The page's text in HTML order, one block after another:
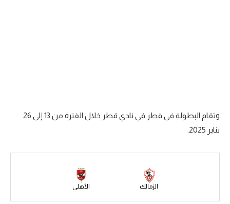
سعودي في الجول
وتقام البطولة في قطر في نادي قطر خلال الفترة من 13 إلى 26
يناير 2025.
الزمالك الأهلي